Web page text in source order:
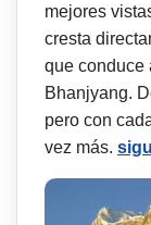
mejores
cresta
que conduce
Bhanjyang.
pero con
vez más.